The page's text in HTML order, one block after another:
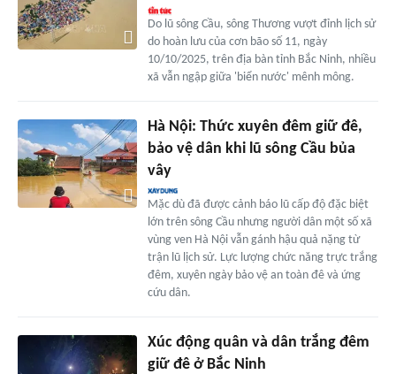
Do lũ sông Cầu, sông Thương vượt đỉnh lịch sử
do hoàn lưu của cơn bão số 11, ngày
10/10/2025, trên địa bàn tỉnh Bắc Ninh, nhiều
xã vẫn ngập giữa 'biển nước' mênh mông.
Hà Nội: Thức xuyên đêm giữ đê,
bảo vệ dân khi lũ sông Cầu bủa
vây
Mặc dù đã được cảnh báo lũ cấp độ đặc biệt
lớn trên sông Cầu nhưng người dân một số xã
vùng ven Hà Nội vẫn gánh hậu quả nặng từ
trận lũ lịch sử. Lực lượng chức năng trực trắng
đêm, xuyên ngày bảo vệ an toàn đê và ứng
cứu dân.
Xúc động quân và dân trắng đêm
giữ đê ở Bắc Ninh